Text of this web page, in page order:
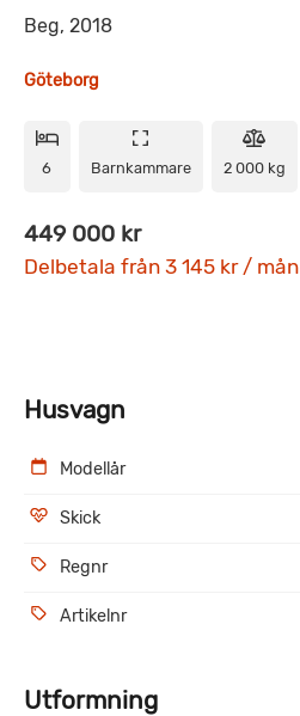
Beg, 2018
Göteborg
6 Barnkammare 2 000 kg
449 000 kr
Delbetala från 3 145 kr / mån
Husvagn
Modellår
Skick
Regnr
Artikelnr
Utformning